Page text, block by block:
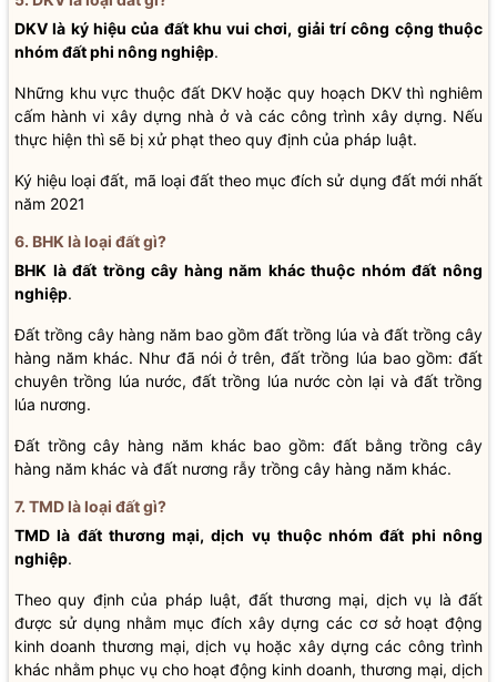
DKV là ký hiệu của đất khu vui chơi, giải trí công cộng thuộc
nhóm đất phi nông nghiệp.
Những khu vực thuộc đất DKV hoặc quy hoạch DKV thì nghiêm
cấm hành vi xây dựng nhà ở và các công trình xây dựng. Nếu
thực hiện thì sẽ bị xử phạt theo quy định của pháp luật.
Ký hiệu loại đất, mã loại đất theo mục đích sử dụng đất mới nhất
năm 2021
6. BHK là loại đất gì?
BHK là đất trồng cây hàng năm khác thuộc nhóm đất nông
nghiệp.
Đất trồng cây hàng năm bao gồm đất trồng lúa và đất trồng cây
hàng năm khác. Như đã nói ở trên, đất trồng lúa bao gồm: đất
chuyên trồng lúa nước, đất trồng lúa nước còn lại và đất trồng
lúa nương.
Đất trồng cây hàng năm khác bao gồm: đất bằng trồng cây
hàng năm khác và đất nương rẫy trồng cây hàng năm khác.
7. TMD là loại đất gì?
TMD là đất thương mại, dịch vụ thuộc nhóm đất phi nông
nghiệp.
Theo quy định của pháp luật, đất thương mại, dịch vụ là đất
được sử dụng nhằm mục đích xây dựng các cơ sở hoạt động
kinh doanh thương mại, dịch vụ hoặc xây dựng các công trình
khác nhằm phục vụ cho hoạt động kinh doanh, thương mại, dịch